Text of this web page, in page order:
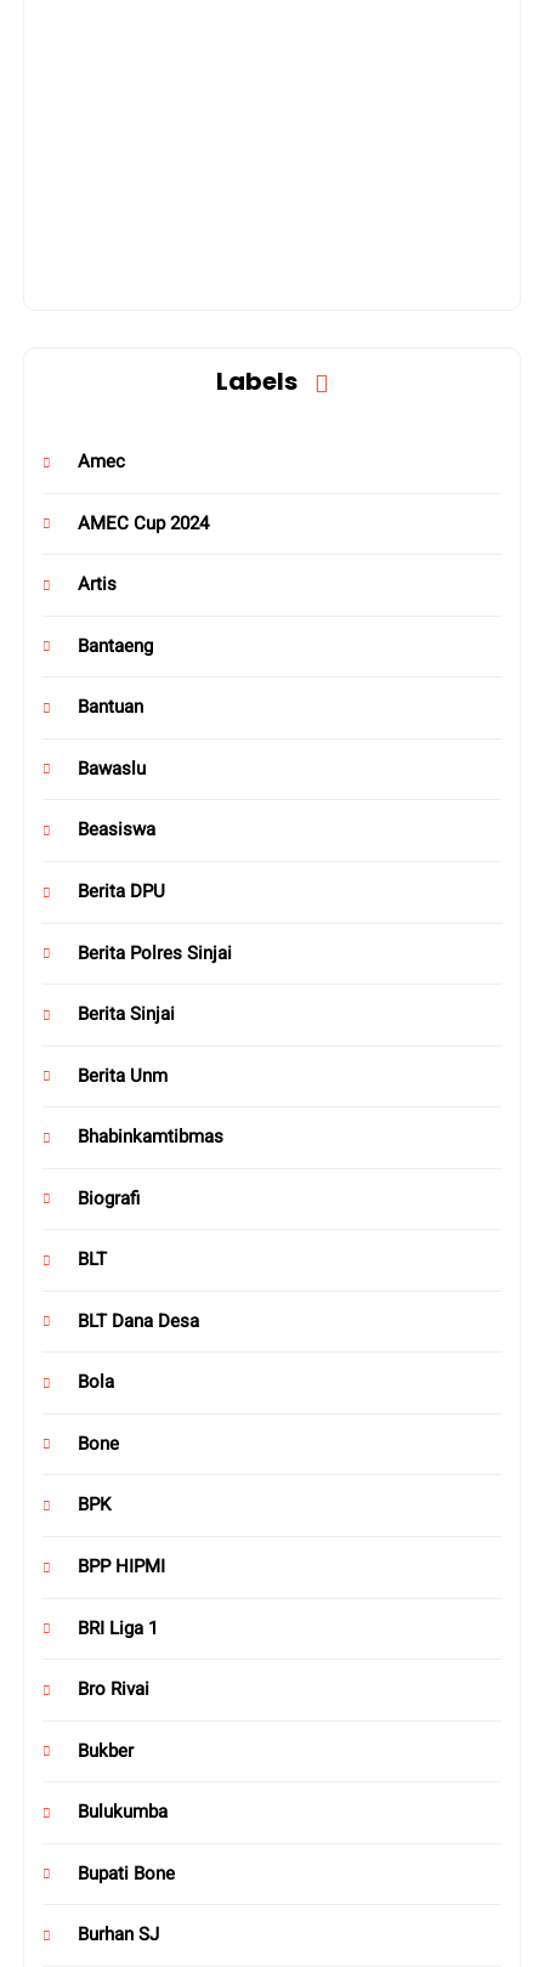
Labels
Amec
AMEC Cup 2024
Artis
Bantaeng
Bantuan
Bawaslu
Beasiswa
Berita DPU
Berita Polres Sinjai
Berita Sinjai
Berita Unm
Bhabinkamtibmas
Biografi
BLT
BLT Dana Desa
Bola
Bone
BPK
BPP HIPMI
BRI Liga 1
Bro Rivai
Bukber
Bulukumba
Bupati Bone
Burhan SJ